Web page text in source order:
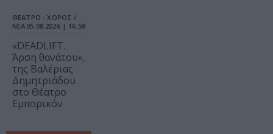
ΘΕΑΤΡΟ - ΧΟΡΟΣ /
ΝΕΑ 05.08.2026 | 16.59
«DEADLIFT.
Άρση θανάτου»,
της Βαλέριας
Δημητριάδου
στο Θέατρο
Εμπορικόν